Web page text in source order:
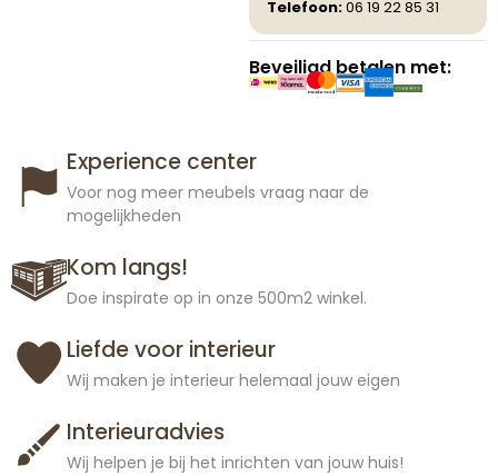
Telefoon:06 19 22 85 31
Beveiligd betalen met:
Experience center
Voor nog meer meubels vraag naar de
mogelijkheden
Kom langs!
Doe inspirate op in onze 500m2 winkel.
Liefde voor interieur
Wij maken je interieur helemaal jouw eigen
Interieuradvies
Wij helpen je bij het inrichten van jouw huis!